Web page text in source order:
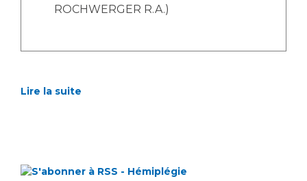
ROCHWERGER R.A.)
Lire la suite